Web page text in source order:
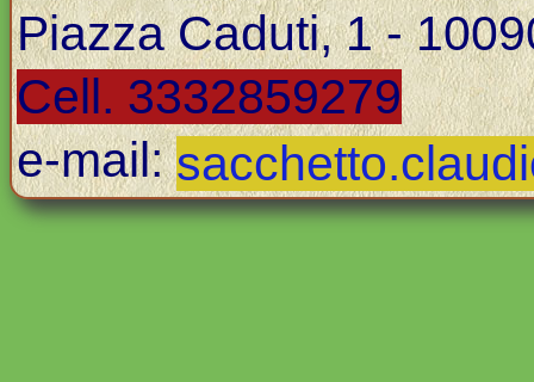
Piazza Caduti, 1 -
Cell. 3332859279
e-mail: